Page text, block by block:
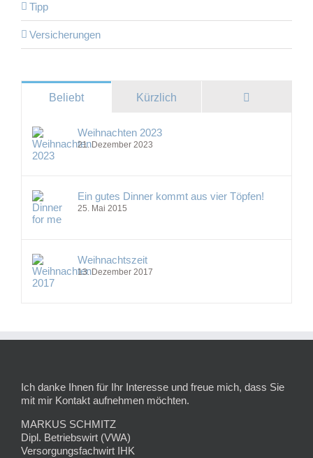
Tipp
Versicherungen
Beliebt Kürzlich
Weihnachten 2023
21. Dezember 2023
Ein gutes Dinner kommt aus vier Töpfen!
25. Mai 2015
Weihnachtszeit
13. Dezember 2017
Ich danke Ihnen für Ihr Interesse und freue mich, dass Sie
mit mir Kontakt aufnehmen möchten.
MARKUS SCHMITZ
Dipl. Betriebswirt (VWA)
Versorgungsfachwirt IHK